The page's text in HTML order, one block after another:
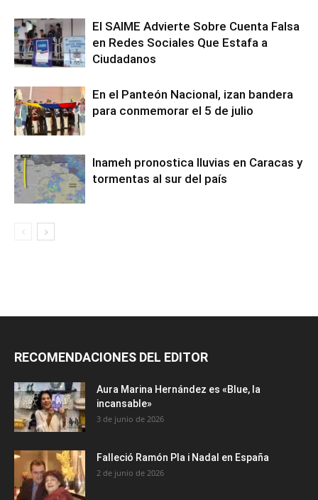
El SAIME Advierte Sobre Cuenta Falsa
en Redes Sociales Que Estafa a
Ciudadanos
En el Panteón Nacional, izan bandera
para conmemorar el 5 de julio
Inameh pronostica lluvias en Caracas y
tormentas al sur del país
RECOMENDACIONES DEL EDITOR
Aura Marina Hernández es «Blue, la
incansable»
3 de junio de 2026
Falleció Ramón Pla i Nadal en España
2 de junio de 2026